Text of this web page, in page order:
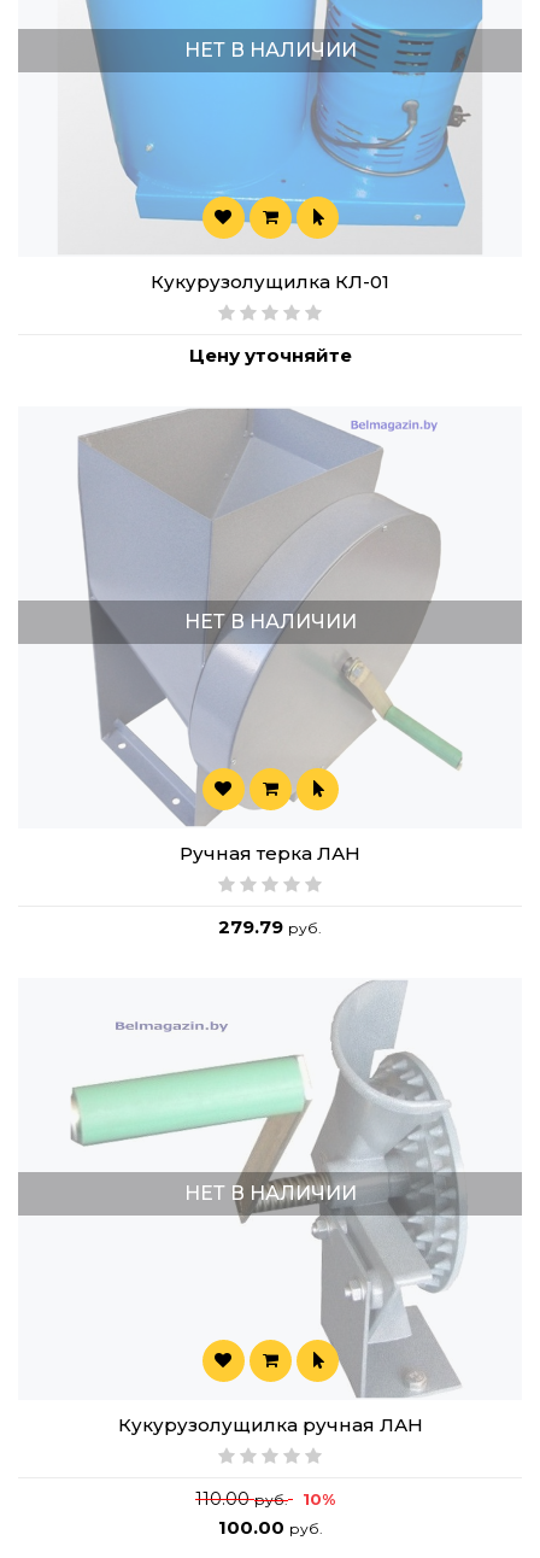
НЕТ В НАЛИЧИИ
Кукурузолущилка КЛ-01
Цену уточняйте
НЕТ В НАЛИЧИИ
Ручная терка ЛАН
279.79 руб.
НЕТ В НАЛИЧИИ
Кукурузолущилка ручная ЛАН
110.00руб. 10%
100.00 руб.